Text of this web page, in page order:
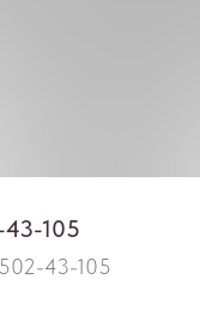
105
43-105